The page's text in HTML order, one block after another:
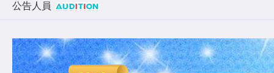
公告人員